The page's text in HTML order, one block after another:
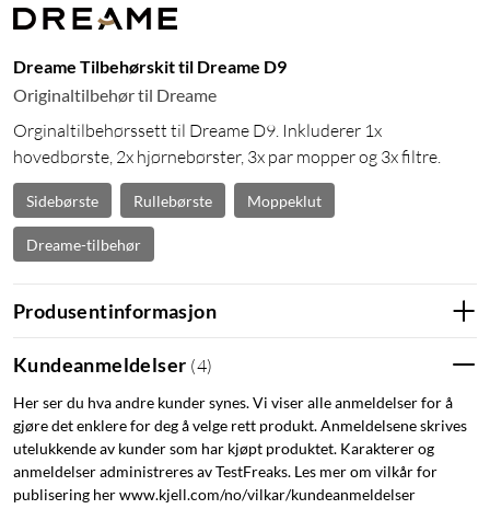
Dreame Tilbehørskit til Dreame D9
Originaltilbehør til Dreame
Orginaltilbehørssett til Dreame D9. Inkluderer 1x
hovedbørste, 2x hjørnebørster, 3x par mopper og 3x filtre.
Sidebørste Rullebørste Moppeklut
Dreame-tilbehør
Produsentinformasjon
Kundeanmeldelser (4)
Her ser du hva andre kunder synes. Vi viser alle anmeldelser for å
gjøre det enklere for deg å velge rett produkt. Anmeldelsene skrives
utelukkende av kunder som har kjøpt produktet. Karakterer og
anmeldelser administreres av TestFreaks. Les mer om vilkår for
publisering her www.kjell.com/no/vilkar/kundeanmeldelser